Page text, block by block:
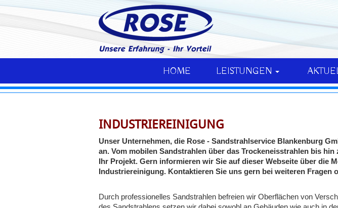
HOME LEISTUNGEN
INDUSTRIEREINIGUNG
Unser Unternehmen, die Rose - Sandstrahlservice Blankenburg
an. Vom mobilen Sandstrahlen über das Trockeneisstrahlen bis
Ihr Projekt. Gern informieren wir Sie auf dieser Webseite über die
Industriereinigung. Kontaktieren Sie uns gern bei weiteren
Durch professionelles Sandstrahlen befreien wir Oberflächen von